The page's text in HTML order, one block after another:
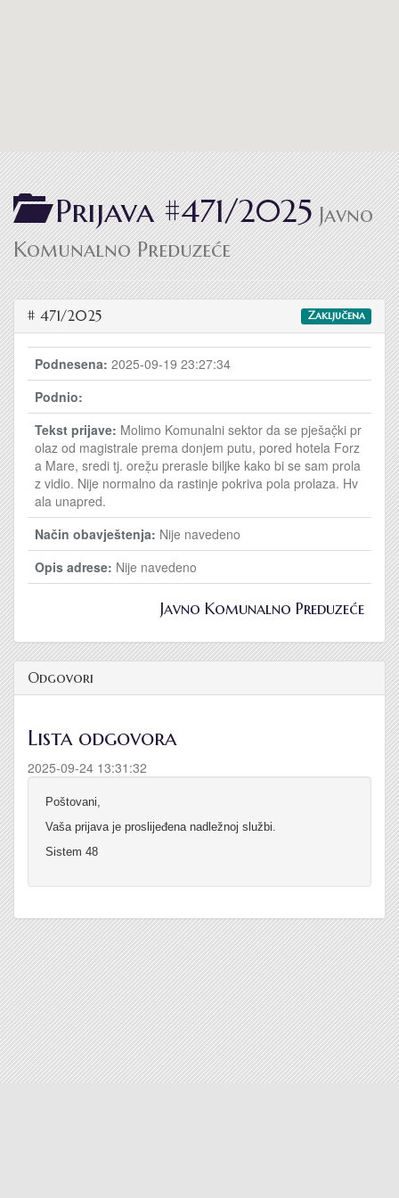
Prijava #471/2025Javno
Komunalno Preduzeće
# 471/2025 Zaključena
Podnesena: 2025-09-19 23:27:34
Podnio:
Tekst prijave: Molimo Komunalni sektor da se pješač̣ki pr
olaz od magistrale prema donjem putu, pored hotela Forz
a Mare, sredi tj. oreẓ̌u prerasle biljke kako bi se sam prola
z vidio. Nije normalno da rastinje pokriva pola prolaza. Hv
ala unapred.
Način obavještenja: Nije navedeno
Opis adrese: Nije navedeno
Javno Komunalno Preduzeće
Odgovori
Lista odgovora
2025-09-24 13:31:32
Poštovani,
Vaša prijava je proslijeđena nadležnoj službi.
Sistem 48